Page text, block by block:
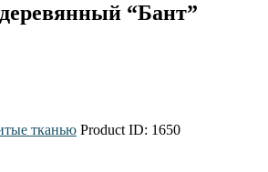
“Бант”
тканью Product ID: 1650